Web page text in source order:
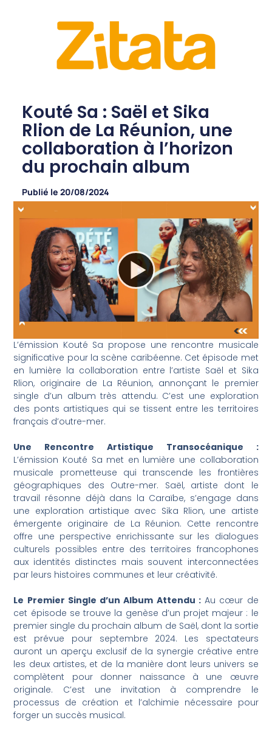
Kouté Sa : Saël et Sika
Rlion de La Réunion, une
collaboration à l’horizon
du prochain album
Publié le 20/08/2024
L’émission Kouté Sa propose une rencontre musicale
significative pour la scène caribéenne. Cet épisode met
en lumière la collaboration entre l’artiste Saël et Sika
Rlion, originaire de La Réunion, annonçant le premier
single d’un album très attendu. C’est une exploration
des ponts artistiques qui se tissent entre les territoires
français d’outre-mer.
Une Rencontre Artistique Transocéanique :
L’émission Kouté Sa met en lumière une collaboration
musicale prometteuse qui transcende les frontières
géographiques des Outre-mer. Saël, artiste dont le
travail résonne déjà dans la Caraïbe, s’engage dans
une exploration artistique avec Sika Rlion, une artiste
émergente originaire de La Réunion. Cette rencontre
offre une perspective enrichissante sur les dialogues
culturels possibles entre des territoires francophones
aux identités distinctes mais souvent interconnectées
par leurs histoires communes et leur créativité.
Le Premier Single d’un Album Attendu :Au cœur de
cet épisode se trouve la genèse d’un projet majeur : le
premier single du prochain album de Saël, dont la sortie
est prévue pour septembre 2024. Les spectateurs
auront un aperçu exclusif de la synergie créative entre
les deux artistes, et de la manière dont leurs univers se
complètent pour donner naissance à une œuvre
originale. C’est une invitation à comprendre le
processus de création et l’alchimie nécessaire pour
forger un succès musical.